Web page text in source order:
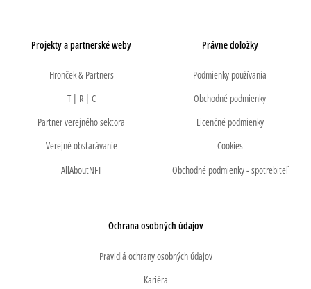
Projekty a partnerské weby
Hronček & Partners
T | R | C
Partner verejného sektora
Verejné obstarávanie
AllAboutNFT
Právne doložky
Podmienky používania
Obchodné podmienky
Licenčné podmienky
Cookies
Obchodné podmienky - spotrebiteľ
Ochrana osobných údajov
Pravidlá ochrany osobných údajov
Kariéra